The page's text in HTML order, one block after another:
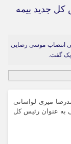
کل جدید بیمه
انتصاب موسی رضایی
گفت.
میری لواسانی
به عنوان رئیس کل